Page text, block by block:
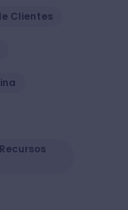
Clientes